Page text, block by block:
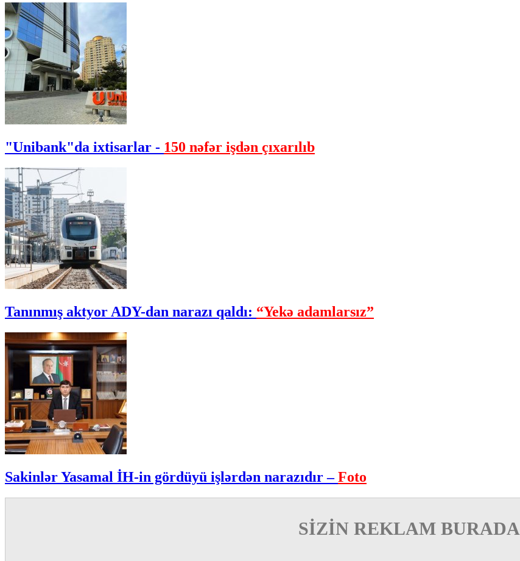
"Unibank"da ixtisarlar - 150 nəfər işdən çıxarılıb
Tanınmış aktyor ADY-dan narazı qaldı: “Yekə adamlarsız”
Sakinlər Yasamal İH-in gördüyü işlərdən narazıdır –Foto
SİZİN REKLAM BURADA